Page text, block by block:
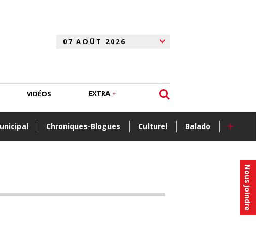
Nous joindre
Chroniques-Blogues Culturel Balado +
VIDÉOS EXTRA